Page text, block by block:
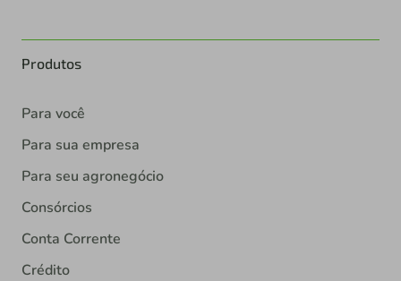
Produtos
Para você
Para sua empresa
Para seu agronegócio
Consórcios
Conta Corrente
Crédito